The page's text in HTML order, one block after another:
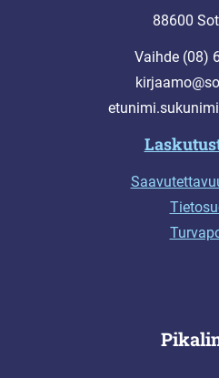
88600
Vaihde (08)